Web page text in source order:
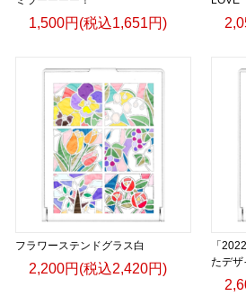
1,500円(税込1,651円)
フラワーステンドグラス白
2,200円(税込2,420円)
「
たデザ